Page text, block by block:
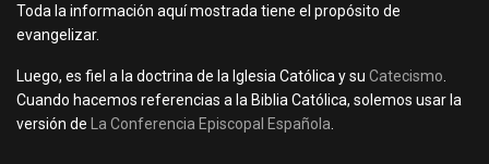
Toda la información aquí mostrada tiene el propósito de
evangelizar.
Luego, es fiel a la doctrina de la Iglesia Católica y su Catecismo
Cuando hacemos referencias a la Biblia Católica, solemos usar la
versión de
La Conferencia Episcopal Española